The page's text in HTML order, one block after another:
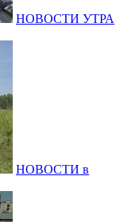
НОВОСТИ УТРА
НОВОСТИ в